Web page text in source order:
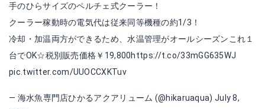
手のひらサイズのペルチェ式クーラー！
クーラー稼動時の電気代は従来同等機種の約1/3！
冷却・加温両方ができるため、水温管理がオールシーズンこれ１
台でOK☆税別販売価格￥19,800https://t.co/33mGG635WJ
pic.twitter.com/UUOCCXKTuv
— 海水魚専門店ひかるアクアリューム (@hikaruaqua) July 8,